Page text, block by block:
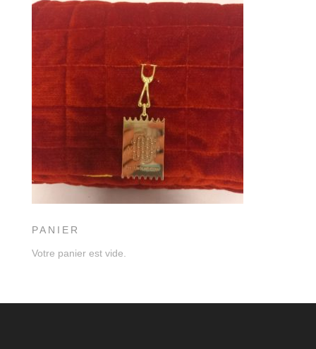
PANIER
Votre panier est vide.